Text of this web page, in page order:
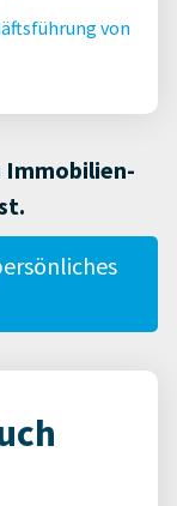
von
Immobilien-